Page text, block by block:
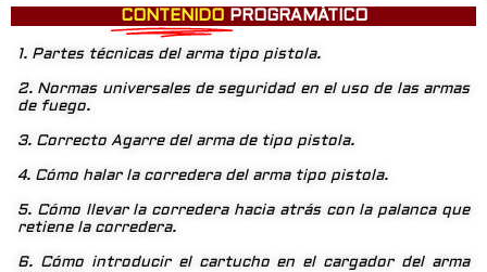
CONTENIDO PROGRAMÁTICO
1. Partes técnicas del arma tipo pistola.
2. Normas universales de seguridad en el uso de las armas
de fuego.
3. Correcto Agarre del arma de tipo pistola.
4. Cómo halar la corredera del arma tipo pistola.
5. Cómo llevar la corredera hacia atrás con la palanca que
retiene la corredera.
6. Cómo introducir el cartucho en el cargador del arma